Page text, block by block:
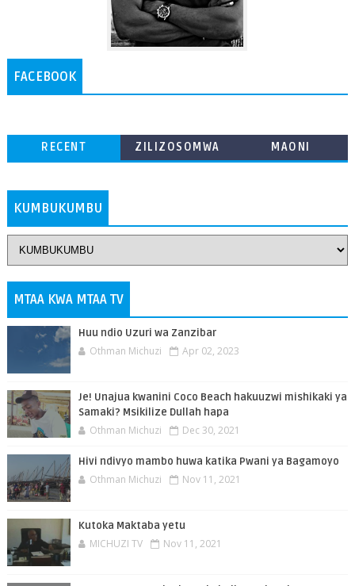
FACEBOOK
RECENT
ZILIZOSOMWA
MAONI
KUMBUKUMBU
MTAA KWA MTAA TV
Huu ndio Uzuri wa Zanzibar
Othman Michuzi Apr 02, 2023
Je! Unajua kwanini Coco Beach hakuuzwi mishikaki ya
Samaki? Msikilize Dullah hapa
Othman Michuzi Dec 30, 2021
Hivi ndivyo mambo huwa katika Pwani ya Bagamoyo
Othman Michuzi Nov 11, 2021
Kutoka Maktaba yetu
MICHUZI TV Nov 11, 2021